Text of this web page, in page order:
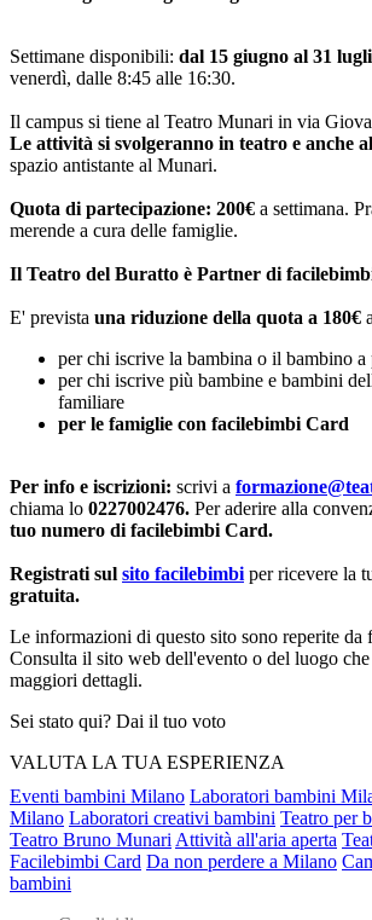
Settimane disponibili: dal 15 giugno al 31
venerdì, dalle 8:45 alle 16:30.
Il campus si tiene al Teatro Munari in via
Le attività si svolgeranno in teatro e anche
spazio antistante al Munari.
Quota di partecipazione: 200€ a settimana.
merende a cura delle famiglie.
Il Teatro del Buratto è Partner di
E' prevista una riduzione della quota a 180€
per chi iscrive la bambina o il bambino a
per chi iscrive più bambine e bambini
familiare
per le famiglie con facilebimbi Card
Per info e iscrizioni: scrivi a
chiama lo 0227002476. Per aderire alla
tuo numero di facilebimbi Card.
Registrati sul sito facilebimbi per ricevere la
gratuita.
Le informazioni di questo sito sono reperite da
Consulta il sito web dell'evento o del luogo che
maggiori dettagli.
Sei stato qui? Dai il tuo voto
VALUTA LA TUA ESPERIENZA
Eventi bambini Milano Laboratori bambini
Milano Laboratori creativi bambini Teatro per
Teatro Bruno Munari Attività all'aria aperta
Facilebimbi Card Da non perdere a Milano
bambini